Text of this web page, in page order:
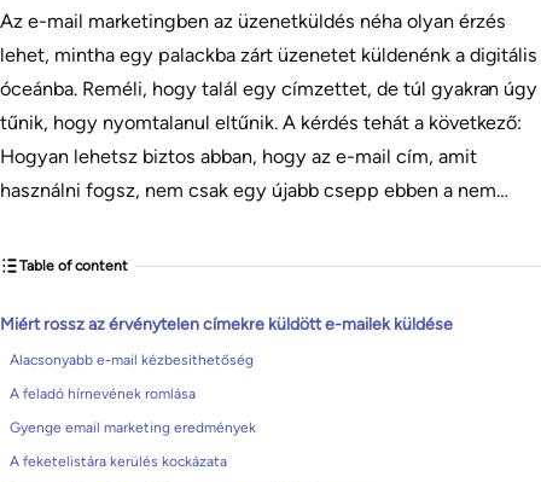
Az e-mail marketingben az üzenetküldés néha olyan érzés
lehet, mintha egy palackba zárt üzenetet küldenénk a digitális
óceánba. Reméli, hogy talál egy címzettet, de túl gyakran úgy
tűnik, hogy nyomtalanul eltűnik. A kérdés tehát a következő:
Hogyan lehetsz biztos abban, hogy az e-mail cím, amit
használni fogsz, nem csak egy újabb csepp ebben a nem…
Table of content
Miért rossz az érvénytelen címekre küldött e-mailek küldése
Alacsonyabb e-mail kézbesíthetőség
A feladó hírnevének romlása
Gyenge email marketing eredmények
A feketelistára kerülés kockázata